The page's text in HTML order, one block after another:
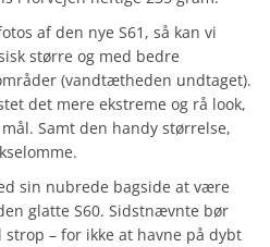
af den nye S61, så kan vi
større og med bedre
(vandtætheden undtaget).
det mere ekstreme og rå look,
Samt den handy størrelse,
sin nubrede bagside at være
glatte S60. Sidstnævnte bør
– for ikke at havne på dybt